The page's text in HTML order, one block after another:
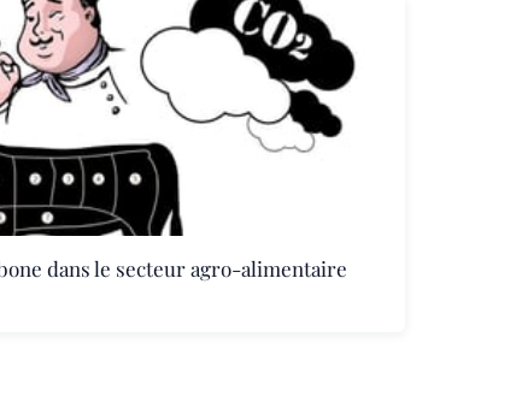
dans le secteur agro-alimentaire